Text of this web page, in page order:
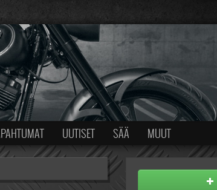
UUTISET SÄÄ MUUT